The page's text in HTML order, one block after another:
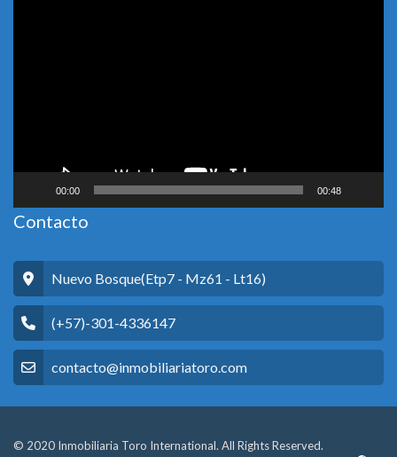
00:00 00:48
Contacto
Nuevo Bosque(Etp7 - Mz61 - Lt16)
(+57)-301-4336147
contacto@inmobiliariatoro.com
© 2020 Inmobiliaria Toro International. All Rights Reserved.